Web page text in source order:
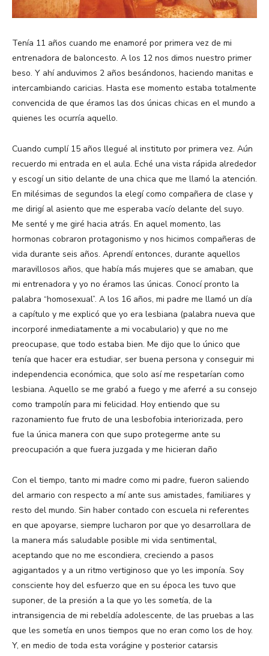
Tenía 11 años cuando me enamoré por primera vez de mi
entrenadora de baloncesto. A los 12 nos dimos nuestro primer
beso. Y ahí anduvimos 2 años besándonos, haciendo manitas e
intercambiando caricias. Hasta ese momento estaba totalmente
convencida de que éramos las dos únicas chicas en el mundo a
quienes les ocurría aquello.
Cuando cumplí 15 años llegué al instituto por primera vez. Aún
recuerdo mi entrada en el aula. Eché una vista rápida alrededor
y escogí un sitio delante de una chica que me llamó la atención.
En milésimas de segundos la elegí como compañera de clase y
me dirigí al asiento que me esperaba vacío delante del suyo.
Me senté y me giré hacia atrás. En aquel momento, las
hormonas cobraron protagonismo y nos hicimos compañeras de
vida durante seis años. Aprendí entonces, durante aquellos
maravillosos años, que había más mujeres que se amaban, que
mi entrenadora y yo no éramos las únicas. Conocí pronto la
palabra “homosexual”. A los 16 años, mi padre me llamó un día
a capítulo y me explicó que yo era lesbiana (palabra nueva que
incorporé inmediatamente a mi vocabulario) y que no me
preocupase, que todo estaba bien. Me dijo que lo único que
tenía que hacer era estudiar, ser buena persona y conseguir mi
independencia económica, que solo así me respetarían como
lesbiana. Aquello se me grabó a fuego y me aferré a su consejo
como trampolín para mi felicidad. Hoy entiendo que su
razonamiento fue fruto de una lesbofobia interiorizada, pero
fue la única manera con que supo protegerme ante su
preocupación a que fuera juzgada y me hicieran daño
Con el tiempo, tanto mi madre como mi padre, fueron saliendo
del armario con respecto a mí ante sus amistades, familiares y
resto del mundo. Sin haber contado con escuela ni referentes
en que apoyarse, siempre lucharon por que yo desarrollara de
la manera más saludable posible mi vida sentimental,
aceptando que no me escondiera, creciendo a pasos
agigantados y a un ritmo vertiginoso que yo les imponía. Soy
consciente hoy del esfuerzo que en su época les tuvo que
suponer, de la presión a la que yo les sometía, de la
intransigencia de mi rebeldía adolescente, de las pruebas a las
que les sometía en unos tiempos que no eran como los de hoy.
Y, en medio de toda esta vorágine y posterior catarsis